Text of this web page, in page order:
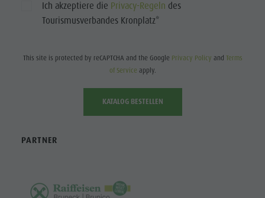
Ich akzeptiere die Privacy-Regeln des
Tourismusverbandes Kronplatz*
This site is protected by reCAPTCHA and the Google Privacy Policy and Terms
of Service apply.
KATALOG BESTELLEN
PARTNER